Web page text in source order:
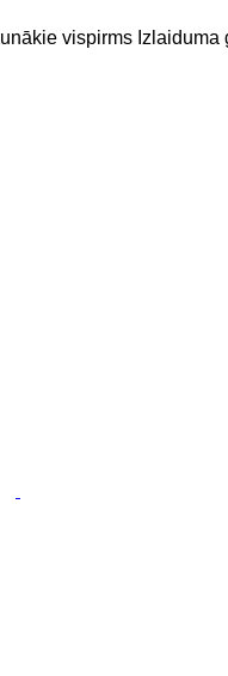
vispirms Izlaiduma